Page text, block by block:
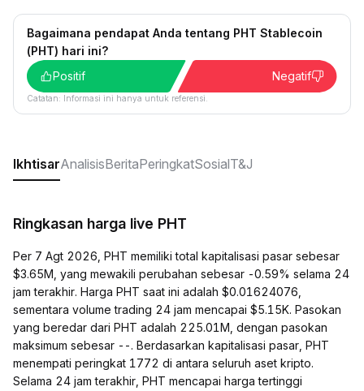
Bagaimana pendapat Anda tentang PHT Stablecoin
(PHT) hari ini?
Positif
Negatif
Catatan: Informasi ini hanya untuk referensi.
IkhtisarAnalisisBeritaPeringkatSosialT&J
Ringkasan harga live PHT
Per 7 Agt 2026, PHT memiliki total kapitalisasi pasar sebesar
$3.65M, yang mewakili perubahan sebesar -0.59% selama 24
jam terakhir. Harga PHT saat ini adalah $0.01624076,
sementara volume trading 24 jam mencapai $5.15K. Pasokan
yang beredar dari PHT adalah 225.01M, dengan pasokan
maksimum sebesar --. Berdasarkan kapitalisasi pasar, PHT
menempati peringkat 1772 di antara seluruh aset kripto.
Selama 24 jam terakhir, PHT mencapai harga tertinggi